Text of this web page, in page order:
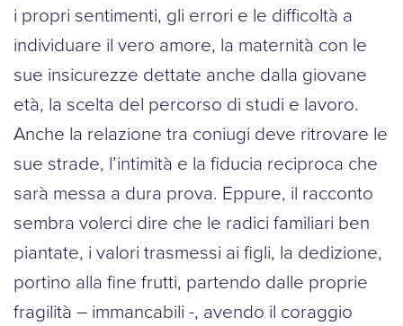
i propri sentimenti, gli errori e le difficoltà a
individuare il vero amore, la maternità con le
sue insicurezze dettate anche dalla giovane
età, la scelta del percorso di studi e lavoro.
Anche la relazione tra coniugi deve ritrovare le
sue strade, l’intimità e la fiducia reciproca che
sarà messa a dura prova. Eppure, il racconto
sembra volerci dire che le radici familiari ben
piantate, i valori trasmessi ai figli, la dedizione,
portino alla fine frutti, partendo dalle proprie
fragilità – immancabili -, avendo il coraggio